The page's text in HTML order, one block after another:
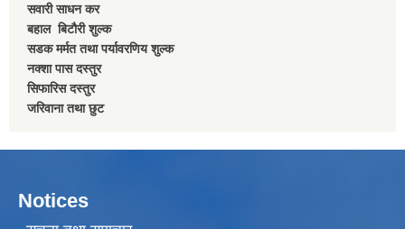
सवारी साधन कर
बहाल बिटाैरी शुल्क
सडक मर्मत तथा पर्यावरणिय शुल्क
नक्शा पास दस्तुर
सिफारिस दस्तुर
जरिवाना तथा छुट
Notices